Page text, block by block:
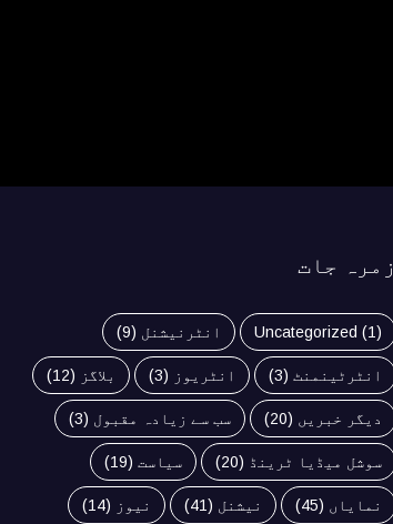
زمرہ جات
Uncategorized (1) انٹرنیشنل (9)
انٹرٹینمنٹ (3) انٹریوز (3) بلاگز (12)
دیگر خبریں (20) سب سے زیادہ مقبول (3)
سوشل میڈیا ٹرینڈ (20) سیاست (19)
نمایاں (45) نیشنل (41) نیوز (14)